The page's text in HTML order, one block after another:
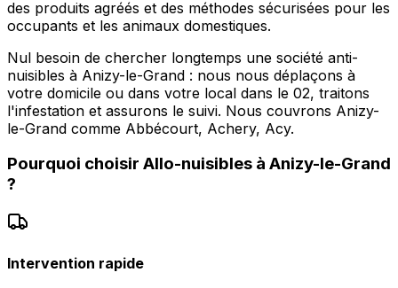
des produits agréés et des méthodes sécurisées pour les
occupants et les animaux domestiques.
Nul besoin de chercher longtemps une société anti-
nuisibles à Anizy-le-Grand : nous nous déplaçons à
votre domicile ou dans votre local dans le 02, traitons
l'infestation et assurons le suivi. Nous couvrons Anizy-
le-Grand comme Abbécourt, Achery, Acy.
Pourquoi choisir Allo-nuisibles à Anizy-le-Grand
?
Intervention rapide